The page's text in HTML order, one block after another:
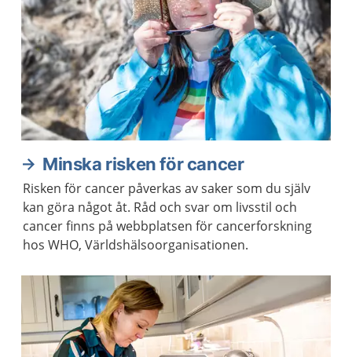
Minska risken för cancer
Risken för cancer påverkas av saker som du själv
kan göra något åt. Råd och svar om livsstil och
cancer finns på webbplatsen för cancerforskning
hos WHO, Världshälsoorganisationen.